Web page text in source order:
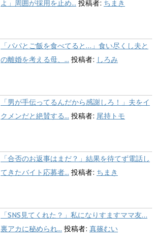
よ」周囲が採用を止め... 投稿者: ちまき
「パパとご飯を食べてると…」食い尽くし夫と
の離婚を考える母、... 投稿者: しろみ
「男が手伝ってるんだから感謝しろ！」夫をイ
クメンだと絶賛する... 投稿者: 尾持トモ
「合否のお返事はまだ？」結果を待てず電話し
てきたバイト応募者... 投稿者: ちまき
「SNS見てくれた？」私になりすますママ友…
裏アカに秘められ... 投稿者: 真篠むい